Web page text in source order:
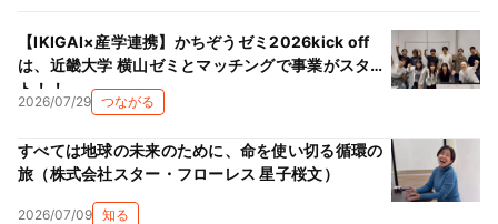
【IKIGAI×産学連携】かちぞうゼミ2026kick off
は、近畿大学 横山ゼミとマッチングで事業がスター
ト！！
2026/07/29 つながる
すべては地球の未来のために、命を使い切る循環の
旅（株式会社スター・フローレス 星子桜文）
2026/07/09 知る